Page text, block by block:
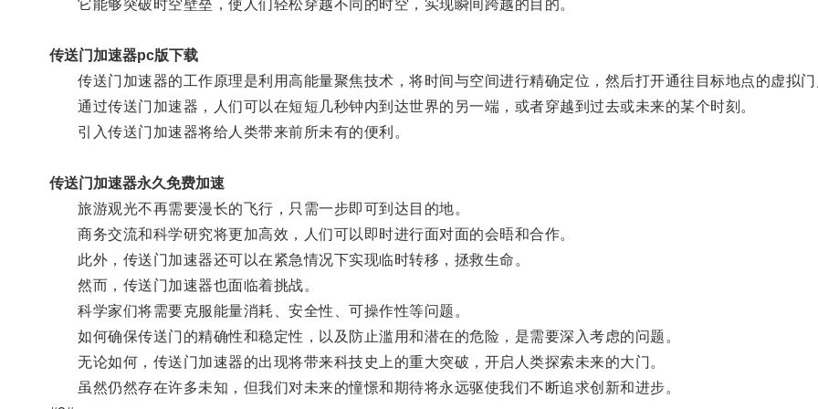
它能够突破时空壁垒，使人们轻松穿越不同的时空，实现瞬间跨越的目的。
传送门加速器pc版下载
传送门加速器的工作原理是利用高能量聚焦技术，将时间与空间进行精确定位，然后打开通往目标地点的虚拟
通过传送门加速器，人们可以在短短几秒钟内到达世界的另一端，或者穿越到过去或未来的某个时刻。
引入传送门加速器将给人类带来前所未有的便利。
传送门加速器永久免费加速
旅游观光不再需要漫长的飞行，只需一步即可到达目的地。
商务交流和科学研究将更加高效，人们可以即时进行面对面的会晤和合作。
此外，传送门加速器还可以在紧急情况下实现临时转移，拯救生命。
然而，传送门加速器也面临着挑战。
科学家们将需要克服能量消耗、安全性、可操作性等问题。
如何确保传送门的精确性和稳定性，以及防止滥用和潜在的危险，是需要深入考虑的问题。
无论如何，传送门加速器的出现将带来科技史上的重大突破，开启人类探索未来的大门。
虽然仍然存在许多未知，但我们对未来的憧憬和期待将永远驱使我们不断追求创新和进步。